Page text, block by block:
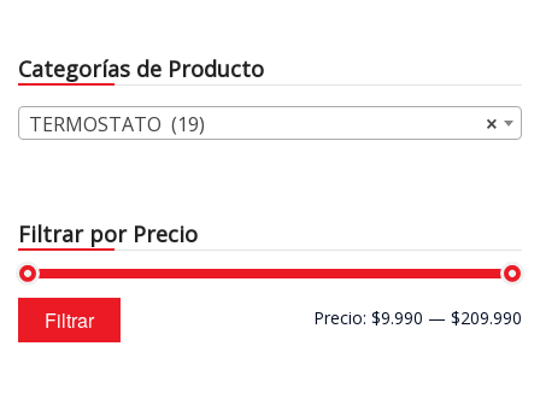
Categorías de Producto
×
TERMOSTATO (19)
Filtrar por Precio
Precio
mínimo
Precio
máximo
Filtrar Precio: $9.990 — $209.990